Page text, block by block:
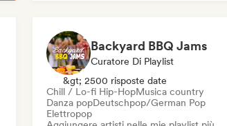
Backyard BBQ Jams
Curatore Di Playlist
&gt; 2500 risposte date
Chill / Lo-fi Hip-HopMusica country
Danza popDeutschpop/German Pop
Elettropop